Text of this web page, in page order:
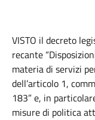
VISTO il decreto
recante
materia di servizi
dell’articolo 1,
183” e, in
misure di politica